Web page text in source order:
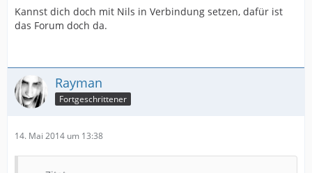
Kannst dich doch mit Nils in Verbindung setzen, dafür ist
das Forum doch da.
Rayman
Fortgeschrittener
14. Mai 2014 um 13:38